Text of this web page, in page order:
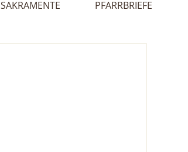
SAKRAMENTE PFARRBRIEFE